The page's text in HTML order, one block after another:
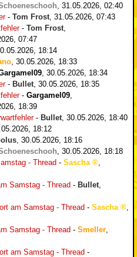
31.05.2026, 02:40
- Tom Frost 31.05.2026, 07:43
- Tom Frost
07:47
18:14
30.05.2026, 18:33
30.05.2026, 18:34
- Bullet 30.05.2026, 18:35
- Gargamel09
18:39
- Bullet 30.05.2026, 18:40
18:12
30.05.2026, 18:16
30.05.2026, 18:18
- Thread - Sascha
Samstag - Thread - Bullet
am Samstag - Thread - Sascha
Samstag - Thread - Smeller
am Samstag - Thread -